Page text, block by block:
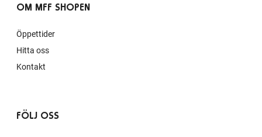
OM MFF SHOPEN
Öppettider
Hitta oss
Kontakt
FÖLJ OSS